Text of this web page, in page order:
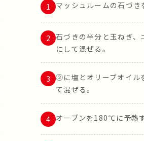
マッシュルームの石づき
石づきの半分と玉ねぎ、
にして混ぜる。
②に塩とオリーブオイル
て混ぜる。
オーブンを180℃に予熱す